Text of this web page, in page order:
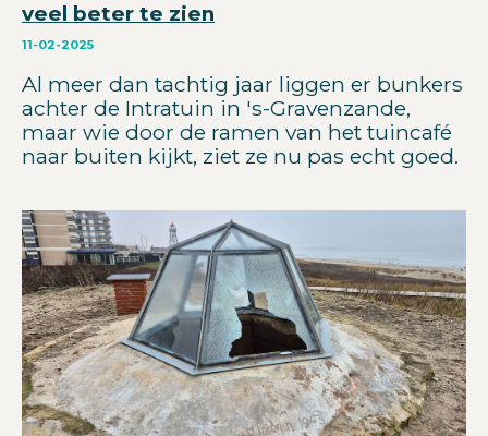
veel beter te zien
11-02-2025
Al meer dan tachtig jaar liggen er bunkers
achter de Intratuin in 's-Gravenzande,
maar wie door de ramen van het tuincafé
naar buiten kijkt, ziet ze nu pas echt goed.